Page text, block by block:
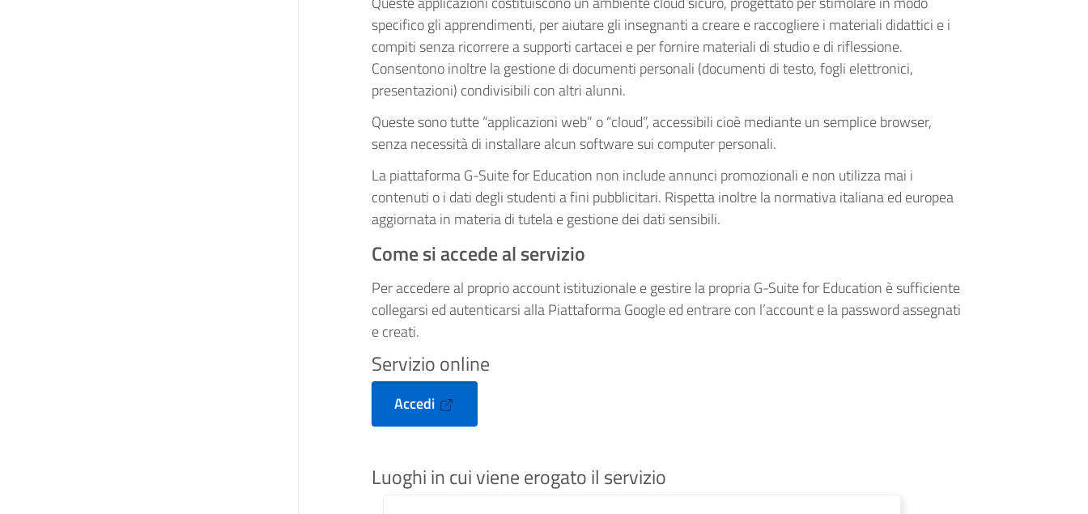
specifico gli apprendimenti, per aiutare gli insegnanti a creare e raccogliere i materiali didattici e i
compiti senza ricorrere a supporti cartacei e per fornire materiali di studio e di riflessione.
Consentono inoltre la gestione di documenti personali (documenti di testo, fogli elettronici,
presentazioni) condivisibili con altri alunni.
Queste sono tutte “applicazioni web” o “cloud”, accessibili cioè mediante un semplice browser,
senza necessità di installare alcun software sui computer personali.
La piattaforma G-Suite for Education non include annunci promozionali e non utilizza mai i
contenuti o i dati degli studenti a fini pubblicitari. Rispetta inoltre la normativa italiana ed europea
aggiornata in materia di tutela e gestione dei dati sensibili.
Come si accede al servizio
Per accedere al proprio account istituzionale e gestire la propria G-Suite for Education è sufficiente
collegarsi ed autenticarsi alla Piattaforma Google ed entrare con l’account e la password assegnati
e creati.
Servizio online
Accedi
Luoghi in cui viene erogato il servizio